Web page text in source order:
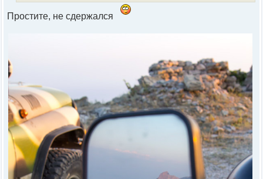
Простите, не сдержался